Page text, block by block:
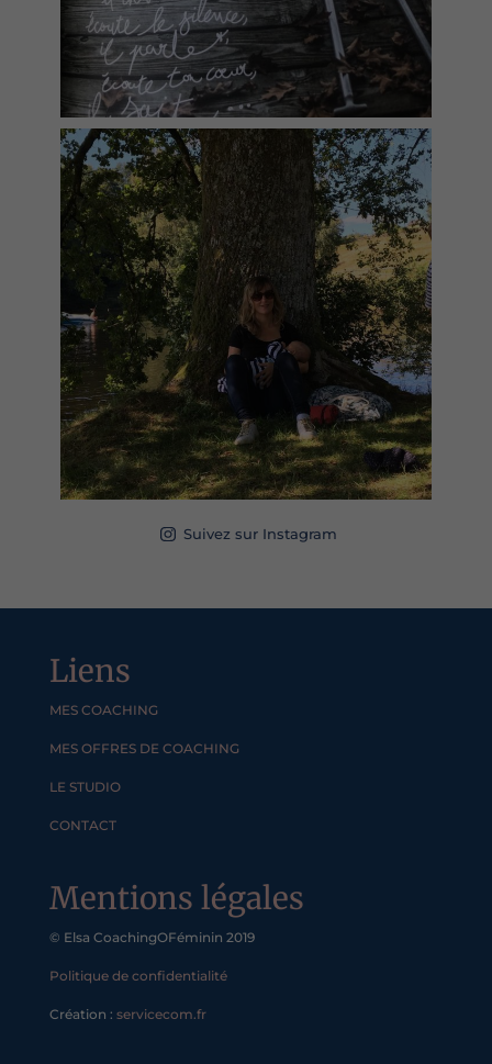
Suivez sur Instagram
Liens
MES COACHING
MES OFFRES DE COACHING
LE STUDIO
CONTACT
Mentions légales
© Elsa CoachingOFéminin 2019
Politique de confidentialité
Création : servicecom.fr